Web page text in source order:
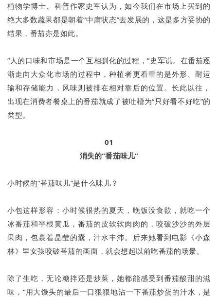
植物学博士、科普作家史军认为，如今我们在市场上买到的
绝大多数蔬果都是朝着“中庸状态”去发展的，这是多方妥协的
结果，番茄亦是如此。
“人的口味和市场是一个互相驯化的过程，”史军说。在番茄逐
渐走向大众化市场的过程中，种植者更看重的是外形、耐运
输和存储能力，风味则被排在相对靠后的位置。长此以往，
出现在消费者餐桌上的番茄就成了被吐槽为“只好看不好吃”的
类型。
01
消失的“番茄味儿”
小时候的“番茄味儿”是什么味儿？
小包这样形容：小时候很热的夏天，晚饭没食欲，就吃一个
冰番茄和半根黄瓜，番茄的皮软软肉肉的，咬破沙沙的外层
果肉，包裹着晶莹的囊，汁水丰沛。后来她看到电影《小森
林》里女孩咬破番茄的画面，就会想起以前吃番茄的场景。
除了生吃，无论糖拌还是炒菜，她都能感受到番茄酸甜的滋
味，“用大馒头的最后一口狠狠地沾一下番茄炒蛋的汁水，是